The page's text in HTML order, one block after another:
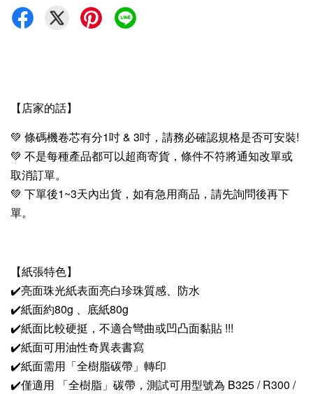
【店家的話】
💚 條碼機卷芯有分1吋 & 3吋，請務必確認規格是否可安裝!
💚 不是每種產品都可以超商寄貨，條件不符將通知改單或
取消訂單。
💚 下單後1~3天內出貨，如有急用商品，請先詢問後再下
單。
【紙張特色】
✔️亮面珠光紙表面亮白珍珠質感、防水
✔️紙面約80g 、底紙80g
✔️紙面比較硬挺，不適合彎曲或凹凸面黏貼 !!!
✔️紙面可用油性奇異表書寫
✔️紙面需用「全樹脂碳帶」轉印
✔️僅適用 「全樹脂」碳帶，測試可用型號為 B325 / R300 /